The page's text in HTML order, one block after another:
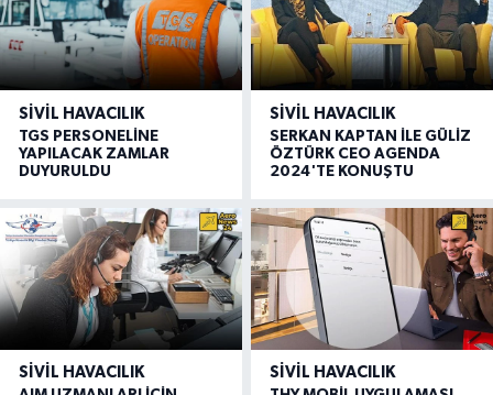
SIVIL HAVACILIK
TGS PERSONELİNE
YAPILACAK ZAMLAR
DUYURULDU
SIVIL HAVACILIK
SERKAN KAPTAN İLE GÜLİZ
ÖZTÜRK CEO AGENDA
2024'TE KONUŞTU
SIVIL HAVACILIK SIVIL HAVACILIK